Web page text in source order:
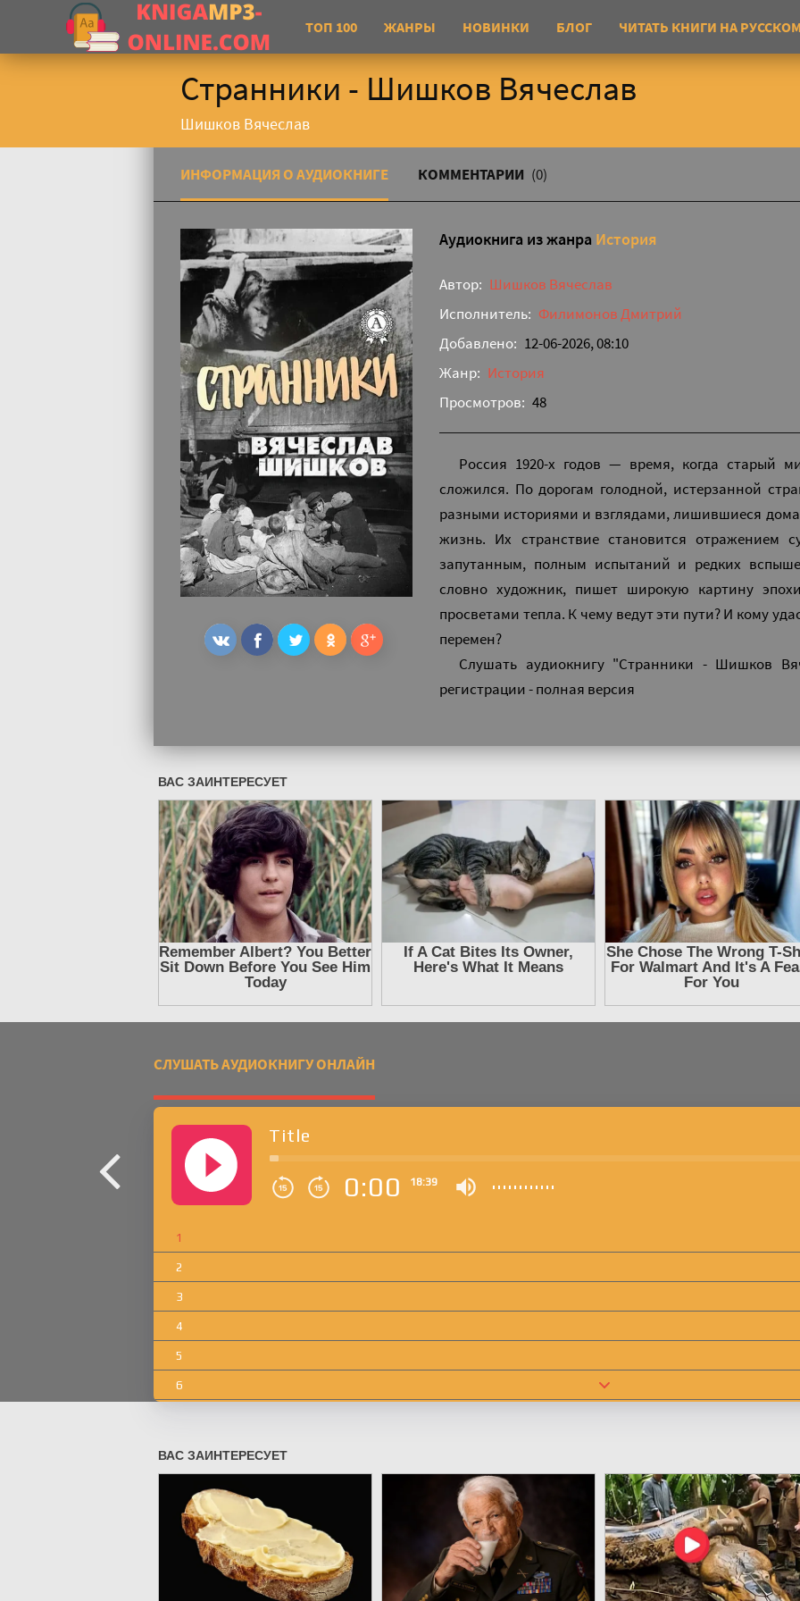
ТОП 100 ЖАНРЫ НОВИНКИ БЛОГ ЧИТАТЬ КНИГИ НА
Странники - Шишков Вячеслав
Шишков Вячеслав
ИНФОРМАЦИЯ О АУДИОКНИГЕ КОММЕНТАРИИ (0)
Аудиокнига из жанра История
Автор: Шишков Вячеслав
Исполнитель: Филимонов Дмитрий
Добавлено: 12-06-2026, 08:10
Жанр: История
Просмотров: 48
Россия 1920-х годов — время, когда старый
сложился. По дорогам голодной, истерзанной
разными историями и взглядами, лишившиеся
жизнь. Их странствие становится отражением
запутанным, полным испытаний и редких
словно художник, пишет широкую картину
просветами тепла. К чему ведут эти пути? И кому
перемен?
Слушать аудиокнигу "Странники - Шишков
регистрации - полная версия
СЛУШАТЬ АУДИОКНИГУ ОНЛАЙН
Title
0:00 18:39
1
2
3
4
5
6
9
10
11